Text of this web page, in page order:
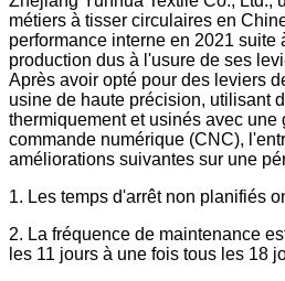
métiers à tisser circulaires en
performance interne en 2021 suite
production dus à l'usure de ses
Après avoir opté pour des leviers
usine de haute précision, utilisant
thermiquement et usinés avec une
commande numérique (CNC),
améliorations suivantes sur une
1. Les temps d'arrêt non planifiés
2. La fréquence de maintenance
les 11 jours à une fois tous les 18